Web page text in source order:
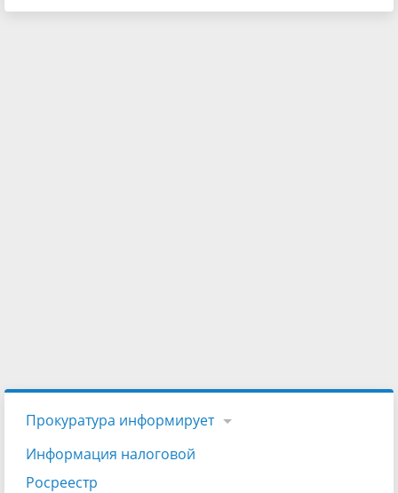
Прокуратура информирует
Информация налоговой
Росреестр